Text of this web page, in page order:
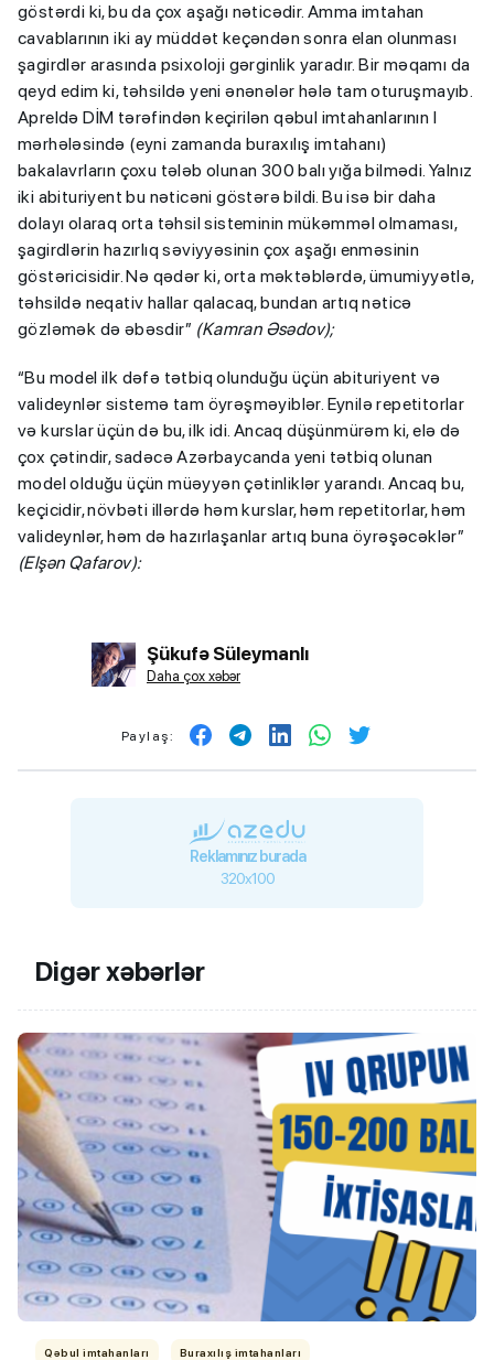
göstərdi ki, bu da çox aşağı nəticədir. Amma imtahan
cavablarının iki ay müddət keçəndən sonra elan olunması
şagirdlər arasında psixoloji gərginlik yaradır. Bir məqamı da
qeyd edim ki, təhsildə yeni ənənələr hələ tam oturuşmayıb.
Apreldə DİM tərəfindən keçirilən qəbul imtahanlarının I
mərhələsində (eyni zamanda buraxılış imtahanı)
bakalavrların çoxu tələb olunan 300 balı yığa bilmədi. Yalnız
iki abituriyent bu nəticəni göstərə bildi. Bu isə bir daha
dolayı olaraq orta təhsil sisteminin mükəmməl olmaması,
şagirdlərin hazırlıq səviyyəsinin çox aşağı enməsinin
göstəricisidir. Nə qədər ki, orta məktəblərdə, ümumiyyətlə,
təhsildə neqativ hallar qalacaq, bundan artıq nəticə
gözləmək də əbəsdir” (Kamran Əsədov);
“Bu model ilk dəfə tətbiq olunduğu üçün abituriyent və
valideynlər sistemə tam öyrəşməyiblər. Eynilə repetitorlar
və kurslar üçün də bu, ilk idi. Ancaq düşünmürəm ki, elə də
çox çətindir, sadəcə Azərbaycanda yeni tətbiq olunan
model olduğu üçün müəyyən çətinliklər yarandı. Ancaq bu,
keçicidir, növbəti illərdə həm kurslar, həm repetitorlar, həm
valideynlər, həm də hazırlaşanlar artıq buna öyrəşəcəklər”
(Elşən Qafarov):
Şükufə Süleymanlı
Daha çox xəbər
Paylaş:
Reklamınız burada
320x100
Digər xəbərlər
Qəbul imtahanları Buraxılış imtahanları